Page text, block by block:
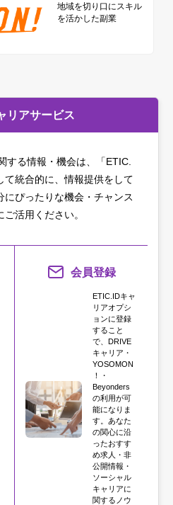
地域を切り口に スキル
を活かした副業
リアサービス
する情報・機会は、「ETIC.
て統合的に、情報提供をして
にぴったりな機会・チャンス
活用ください。
会員登録
ETIC.IDキャ
リアオプシ
ョンに登録
すること
で、DRIVE
キャリア・
YOSOMON
！・
Beyonders
の利用が可
能になりま
す。あなた
の関心に沿
ったおすす
め求人・非
公開情報・
ソーシャル
キャリアに
関するノウ